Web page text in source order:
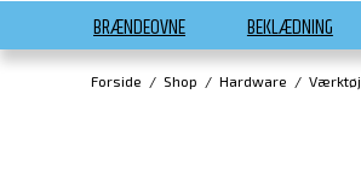
BRÆNDEOVNE BEKLÆDNING
Forside / Shop / Hardware / Værktøj